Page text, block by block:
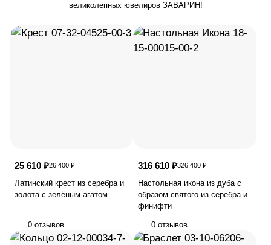
великолепных ювелиров ЗАВАРИН!
25 610 ₽26 400 ₽
Латинский крест из серебра и
золота с зелёным агатом
0 отзывов
316 610 ₽326 400 ₽
Настольная икона из дуба с
образом святого из серебра и
финифти
0 отзывов